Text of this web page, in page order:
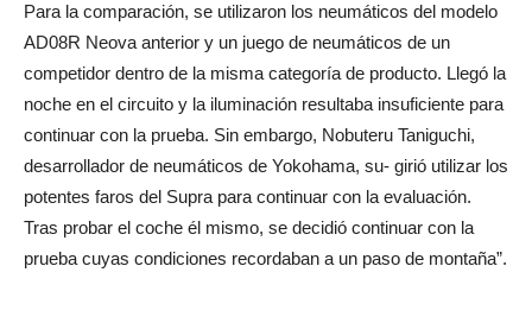
Para la comparación, se utilizaron los neumáticos del modelo
AD08R Neova anterior y un juego de neumáticos de un
competidor dentro de la misma categoría de producto. Llegó la
noche en el circuito y la iluminación resultaba insuficiente para
continuar con la prueba. Sin embargo, Nobuteru Taniguchi,
desarrollador de neumáticos de Yokohama, su- girió utilizar los
potentes faros del Supra para continuar con la evaluación.
Tras probar el coche él mismo, se decidió continuar con la
prueba cuyas condiciones recordaban a un paso de montaña”.